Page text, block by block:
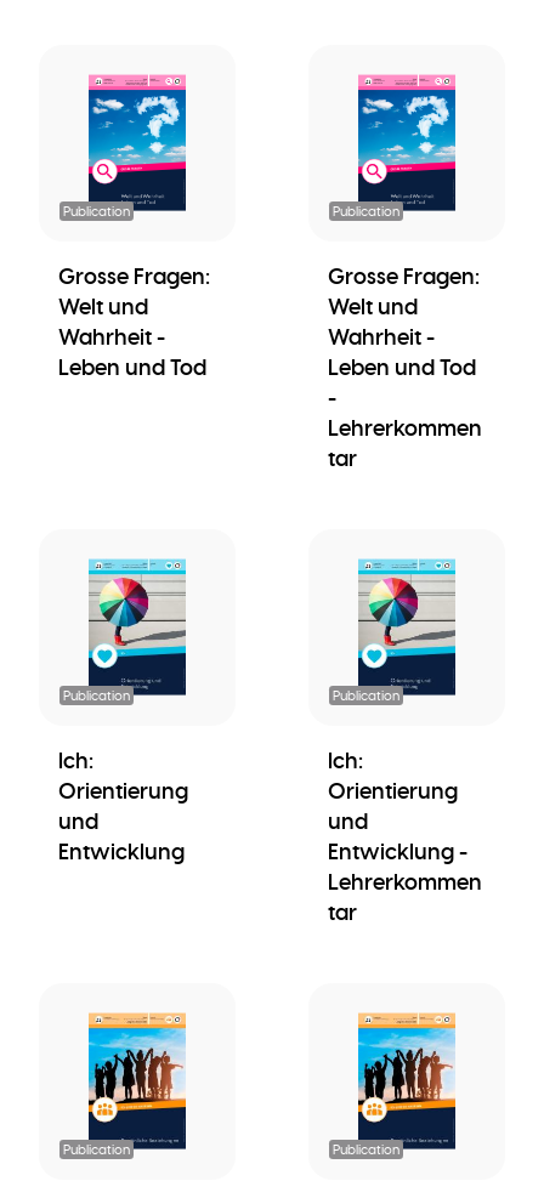
Publication
Grosse Fragen:
Welt und
Wahrheit -
Leben und Tod
Publication
Grosse Fragen:
Welt und
Wahrheit -
Leben und Tod
-
Lehrerkommen
tar
Publication
Ich:
Orientierung
und
Entwicklung
Publication
Ich:
Orientierung
und
Entwicklung -
Lehrerkommen
tar
Publication Publication